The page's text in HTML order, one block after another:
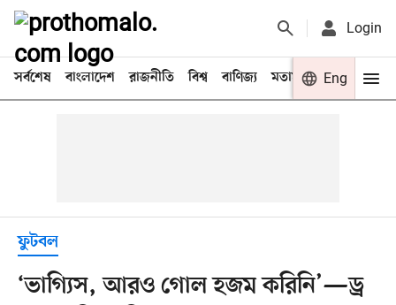
Login
সর্বশেষ বাংলাদেশ রাজনীতি বিশ্ব বাণিজ্য মতামত খেলা
Eng
ফুটবল
‘ভাগ্যিস, আরও গোল হজম করিনি’—ড্র